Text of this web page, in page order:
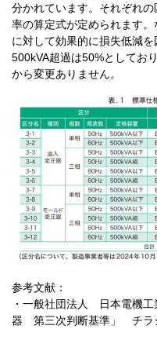
分かれています。それぞれ
率の算定式が定められます
に対して効果的に損失低減を
500kVA超過は50%としてお
から変更ありません。
参考文献：
・一般社団法人 日本電機
器 第三次判断基準」 チラ